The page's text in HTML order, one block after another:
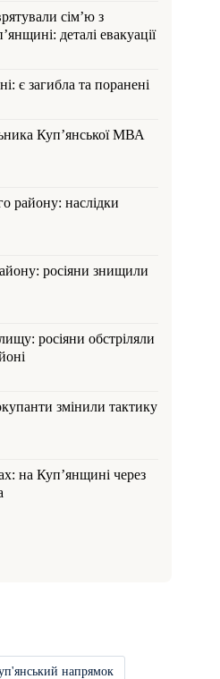
сім’ю з
деталі евакуації
є загибла та поранені
Купʼянської МВА
району: наслідки
росіяни знищили
росіяни обстріляли
змінили тактику
на Куп’янщині через
напрямок